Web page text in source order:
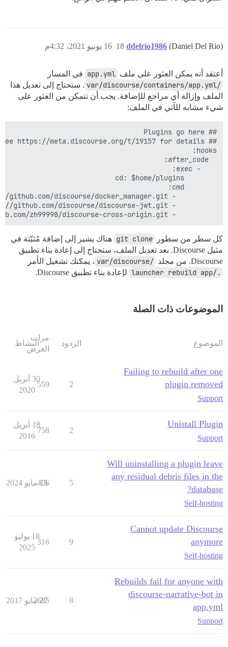
ddelrio1986 (Daniel Del Rio) 16 يونيو 2021، 4:32م 18
أعتقد أنه يمكن العثور على ملف app.yml في المسار
/var/discourse/containers/app.yml
. ستحتاج إلى تعديل هذا
الملف وإزالة أي مراجع للإضافة. يجب أن تتمكن من العثور على
شيء مشابه للآتي في الملف:
          - git clone https://github.com/zh99998/discourse-cross-origin.git
كل سطر من سطور git clone هناك يشير إلى إضافة مُثبّتة في
مثيل Discourse. بعد تعديل الملف، ستحتاج إلى إعادة بناء تطبيق
Discourse. من مجلد
/var/discourse ، يمكنك تشغيل الأمر
./launcher rebuild app لإعادة بناء تطبيق Discourse.
الموضوعات ذات الصلة
الموضوع الردود
مرات
العرض
النشاط
Failing to rebuild after one
plugin removed
Support
2
559
30 أبريل
2020
Unistall Plugin
Support
2
758
18 أبريل
2016
Will uninstalling a plugin leave
any residual debris files in the
database?
Self-hosting
5
406
15 مايو 2024
Cannot update Discourse
anymore
Self-hosting
9
316
18 يوليو
2025
Rebuilds fail for anyone with
discourse-narrative-bot in
app.yml
Support
8
2685
27 مايو 2017